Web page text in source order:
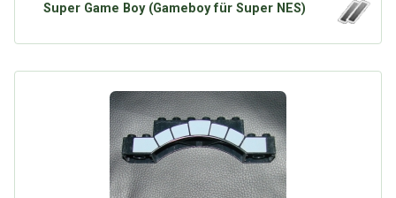
Super Game Boy (Gameboy für Super NES)